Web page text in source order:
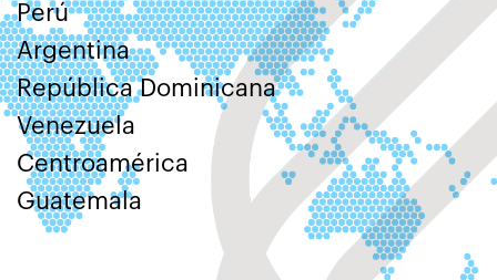
Perú
Argentina
República Dominicana
Venezuela
Centroamérica
Guatemala